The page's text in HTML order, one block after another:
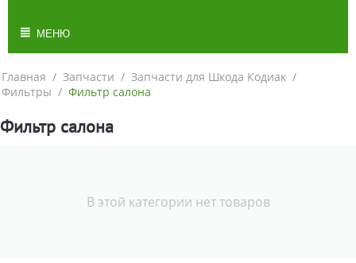
МЕНЮ
Главная / Запчасти / Запчасти для Шкода Кодиак /
Фильтры / Фильтр салона
Фильтр салона
В этой категории нет товаров